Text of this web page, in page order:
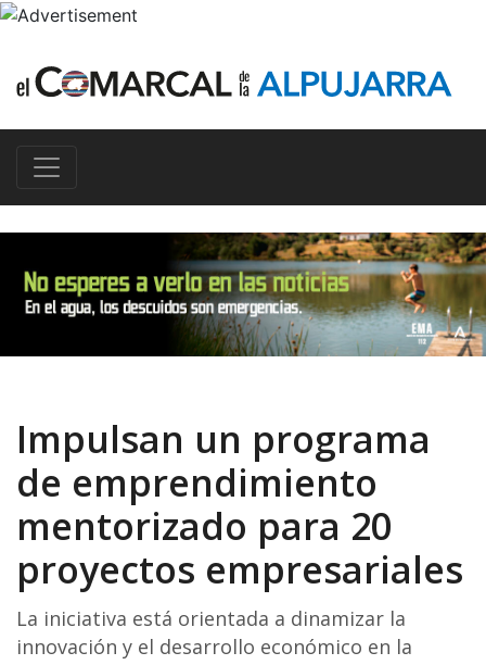
Impulsan un programa
de emprendimiento
mentorizado para 20
proyectos empresariales
La iniciativa está orientada a dinamizar la
innovación y el desarrollo económico en la